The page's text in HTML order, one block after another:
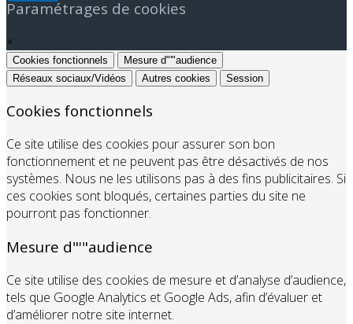
Paramétrages de cookies
×
Cookies fonctionnels
Mesure d"'"audience
Réseaux sociaux/Vidéos
Autres cookies Session
Cookies fonctionnels
Ce site utilise des cookies pour assurer son bon
fonctionnement et ne peuvent pas être désactivés de nos
systèmes. Nous ne les utilisons pas à des fins publicitaires. Si
ces cookies sont bloqués, certaines parties du site ne
pourront pas fonctionner.
Mesure d"'"audience
Ce site utilise des cookies de mesure et d’analyse d’audience,
tels que Google Analytics et Google Ads, afin d’évaluer et
d’améliorer notre site internet.